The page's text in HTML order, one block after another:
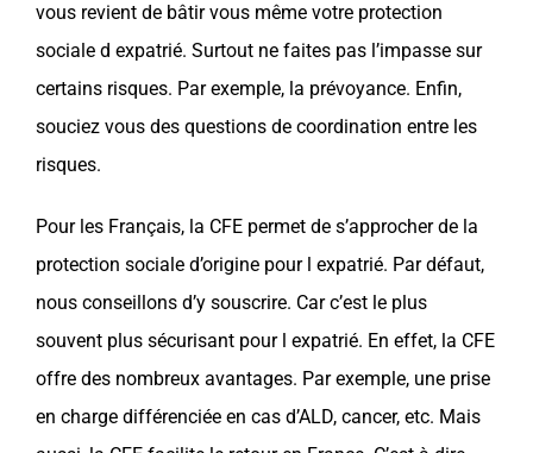
vous revient de bâtir vous même votre protection
sociale d expatrié. Surtout ne faites pas l’impasse sur
certains risques. Par exemple, la prévoyance. Enfin,
souciez vous des questions de coordination entre les
risques.
Pour les Français, la CFE permet de s’approcher de la
protection sociale d’origine pour l expatrié. Par défaut,
nous conseillons d’y souscrire. Car c’est le plus
souvent plus sécurisant pour l expatrié. En effet, la CFE
offre des nombreux avantages. Par exemple, une prise
en charge différenciée en cas d’ALD, cancer, etc. Mais